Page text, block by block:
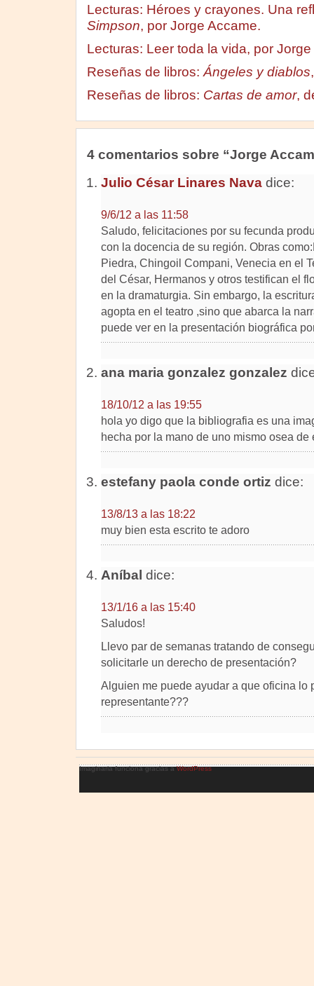
Lecturas: Héroes y crayones. Una
Simpson, por Jorge Accame.
Lecturas: Leer toda la vida, por
Reseñas de libros: Ángeles y diablos
Reseñas de libros: Cartas de amor,
4 comentarios sobre “Jorge
Julio César Linares Navadice:
9/6/12 a las 11:58
Saludo, felicitaciones por su fecunda
con la docencia de su región. Obras
Piedra, Chingoil Compani, Venecia en el
del César, Hermanos y otros testifican el
en la dramaturgia. Sin embargo, la
agopta en el teatro ,sino que abarca la
puede ver en la presentación biográfica
ana maria gonzalez gonzalez
18/10/12 a las 19:55
hola yo digo que la bibliografia es una
hecha por la mano de uno mismo osea de
estefany paola conde ortiz dice:
13/8/13 a las 18:22
muy bien esta escrito te adoro
Aníbal dice:
13/1/16 a las 15:40
Saludos!
Llevo par de semanas tratando de
solicitarle un derecho de presentación?
Alguien me puede ayudar a que oficina lo
representante???
Imaginaria funciona gracias aWordPress